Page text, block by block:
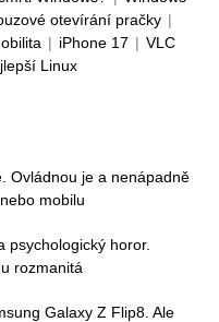
otevírání pračky |
| iPhone 17 | VLC
Linux
Ovládnou je a nenápadně
mobilu
psychologický horor.
rozmanitá
Galaxy Z Flip8. Ale